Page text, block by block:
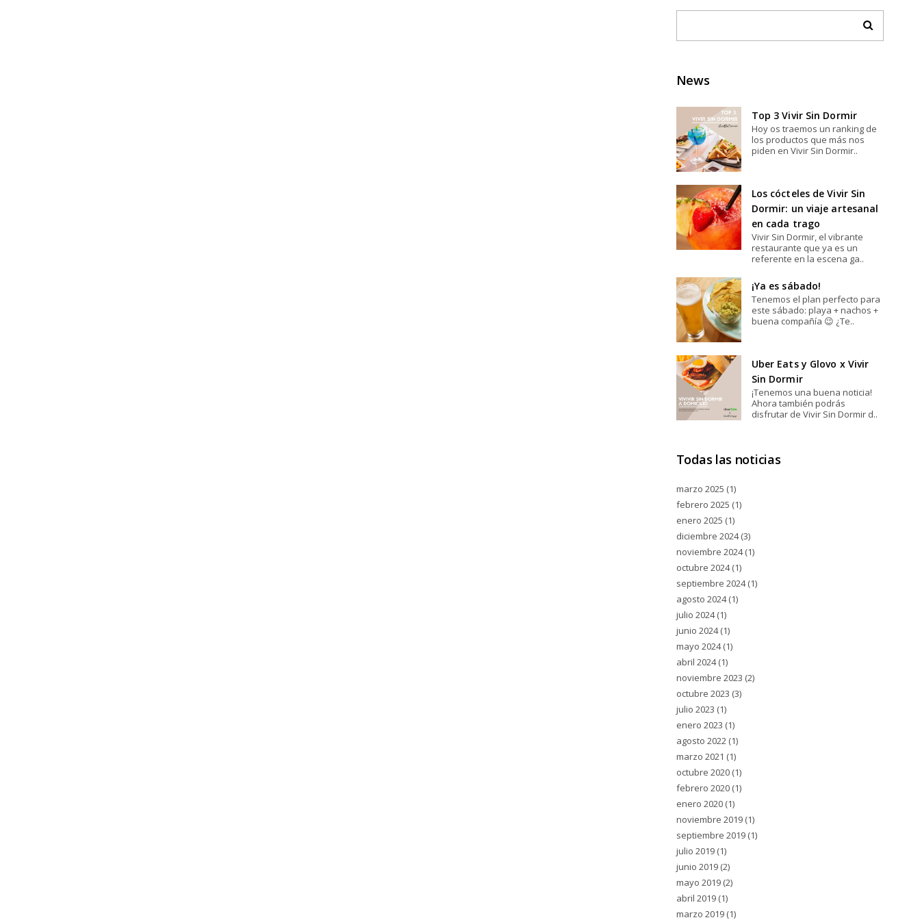
News
Top 3 Vivir Sin Dormir
Hoy os traemos un ranking de
los productos que más nos
piden en Vivir Sin Dormir..
Los cócteles de Vivir Sin
Dormir: un viaje artesanal
en cada trago
Vivir Sin Dormir, el vibrante
restaurante que ya es un
referente en la escena ga..
¡Ya es sábado!
Tenemos el plan perfecto para
este sábado: playa + nachos +
buena compañía 😉 ¿Te..
Uber Eats y Glovo x Vivir
Sin Dormir
¡Tenemos una buena noticia!
Ahora también podrás
disfrutar de Vivir Sin Dormir d..
Todas las noticias
marzo 2025 (1)
febrero 2025 (1)
enero 2025 (1)
diciembre 2024(3)
noviembre 2024(1)
octubre 2024(1)
septiembre 2024(1)
agosto 2024(1)
julio 2024(1)
junio 2024(1)
mayo 2024(1)
abril 2024(1)
noviembre 2023 (2)
octubre 2023 (3)
julio 2023 (1)
enero 2023 (1)
agosto 2022(1)
marzo 2021 (1)
octubre 2020(1)
febrero 2020(1)
enero 2020(1)
noviembre 2019(1)
septiembre 2019(1)
julio 2019(1)
junio 2019(2)
mayo 2019(2)
abril 2019(1)
marzo 2019(1)